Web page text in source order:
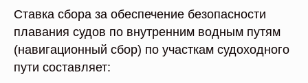
Ставка сбора за обеспечение безопасности
плавания судов по внутренним водным путям
(навигационный сбор) по участкам судоходного
пути составляет: